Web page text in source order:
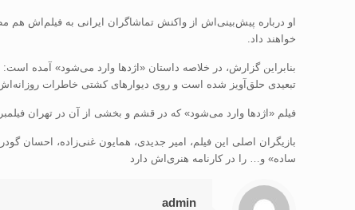
او درباره پیش‌بینی‌اش از واکنش تماشاگران ایرانی به فیلم‌اش
خواهند داد.
تبعیدی حلق‌آویز شده است و روی دیوارهای کشتی خاطرات
فیلم «اژدها وارد می‌شود» که در قشم و بخشی از آن در تهران
بازیگران اصلی این فیلم، امیر جدیدی، همایون غنی‌زاده، احسان
ساده» و… را در کارنامه هنری‌اش دارد
admin